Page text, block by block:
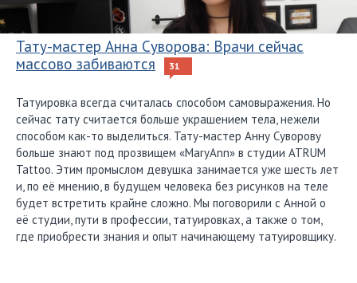
Тату-мастер Анна Суворова: Врачи сейчас
массово забиваются
31
Татуировка всегда считалась способом самовыражения. Но
сейчас тату считается больше украшением тела, нежели
способом как-то выделиться. Тату-мастер Анну Суворову
больше знают под прозвищем «MaryAnn» в студии ATRUM
Tattoo. Этим промыслом девушка занимается уже шесть лет
и, по её мнению, в будущем человека без рисунков на теле
будет встретить крайне сложно. Мы поговорили с Анной о
её студии, пути в профессии, татуировках, а также о том,
где приобрести знания и опыт начинающему татуировщику.